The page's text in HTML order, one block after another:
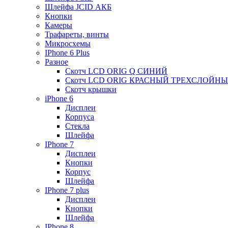
Шлейфа JCID АКБ
Кнопки
Камеры
Трафареты, винты
Микросхемы
IPhone 6 Plus
Разное
Скотч LCD ORIG Q СИНИЙ
Скотч LCD ORIG КРАСНЫЙ
Скотч крышки
iPhone 6
Дисплеи
Корпуса
Стекла
Шлейфа
IPhone 7
Дисплеи
Кнопки
Корпус
Шлейфа
IPhone 7 plus
Дисплеи
Кнопки
Шлейфа